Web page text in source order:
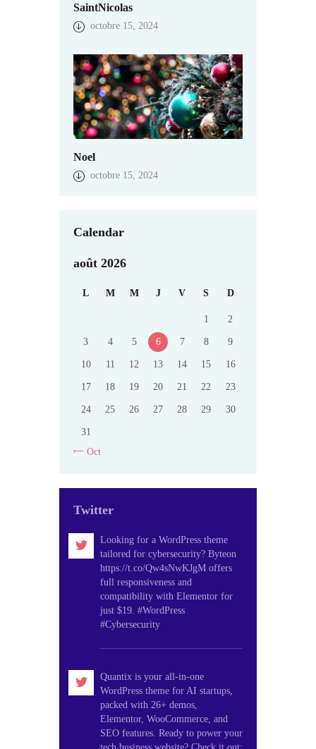
SaintNicolas
octobre 15, 2024
Noel
octobre 15, 2024
Calendar
août 2026
L M M J V S D
1 2
3 4 5 6 7 8 9
10 11 12 13 14 15 16
17 18 19 20 21 22 23
24 25 26 27 28 29 30
31
« Oct
Twitter
Looking for a WordPress theme
tailored for cybersecurity? Byteon
https://t.co/Qw4sNwKJgM offers
full responsiveness and
compatibility with Elementor for
just $19. #WordPress
#Cybersecurity
Quantix is your all-in-one
WordPress theme for AI startups,
packed with 26+ demos,
Elementor, WooCommerce, and
SEO features. Ready to power your